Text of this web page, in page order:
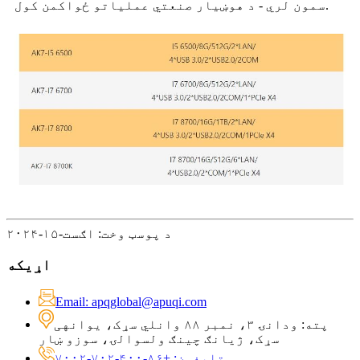
سمون لري - د هوښیار صنعتي عملیاتو ځواکمن کول.
د پوسټ وخت: اګست-۱۵-۲۰۲۴
اړیکه
Email: apqglobal@apuqi.com
پته: ودانۍ ۳، نمبر ۸۸ وانلي سړک، یوانهی
سړک، ژیانګ چینګ ولسوالۍ، سوزو ښار